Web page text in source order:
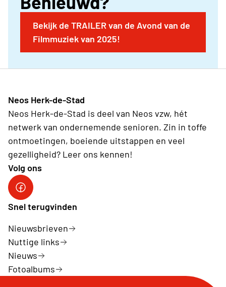
Bekijk de TRAILER van de Avond van de
Filmmuziek van 2025!
Neos Herk-de-Stad
Neos Herk-de-Stad is deel van Neos vzw, hét
netwerk van ondernemende senioren. Zin in toffe
ontmoetingen, boeiende uitstappen en veel
gezelligheid? Leer ons kennen!
Volg ons
Facebook Herk-de-Stad
Snel terugvinden
Nieuwsbrieven
Nuttige links
Nieuws
Fotoalbums